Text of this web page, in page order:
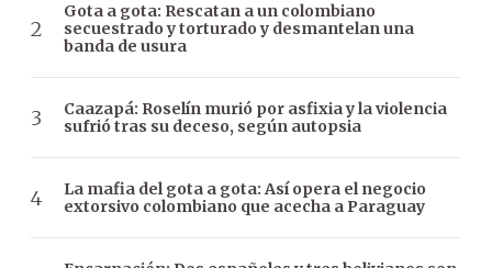
Gota a gota: Rescatan a un colombiano
secuestrado y torturado y desmantelan una
banda de usura
Caazapá: Roselín murió por asfixia y la violencia
sufrió tras su deceso, según autopsia
La mafia del gota a gota: Así opera el negocio
extorsivo colombiano que acecha a Paraguay